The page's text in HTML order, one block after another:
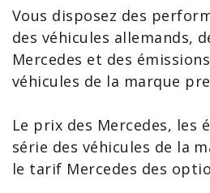
Vous disposez des
des véhicules allemands,
Mercedes et des
véhicules de la marque
Le prix des Mercedes, les
série des véhicules de la
le tarif Mercedes des